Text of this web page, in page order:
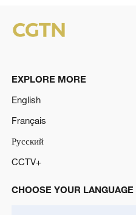
EXPLORE MORE
English
Français
Русский
CCTV+
CHOOSE YOUR LANGUAGE